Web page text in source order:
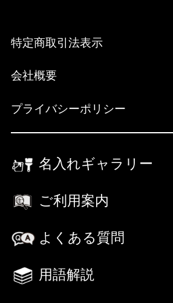
特定商取引法表示
会社概要
プライバシーポリシー
名入れギャラリー
ご利用案内
よくある質問
用語解説